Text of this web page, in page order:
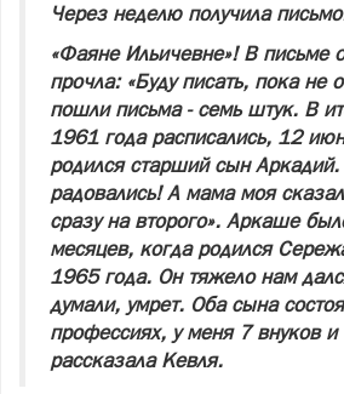
Через неделю получила
«Фаяне Ильичевне»! В письме
прочла: «Буду писать, пока не
пошли письма - семь штук. В
1961 года расписались, 12
родился старший сын
радовались! А мама моя
сразу на второго». Аркаше
месяцев, когда родился
1965 года. Он тяжело нам
думали, умрет. Оба сына
профессиях, у меня 7 внуков и
рассказала Кевля.